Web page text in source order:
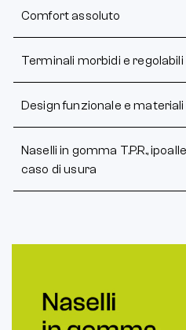
Comfort assoluto
Terminali morbidi e regolabili
Design funzionale e
Naselli in gomma T.P.R.,
caso di usura